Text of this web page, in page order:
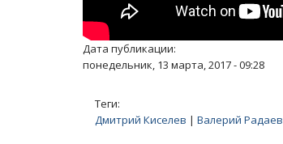
Дата публикации:
понедельник, 13 марта, 2017 - 09:28
Теги:
Дмитрий Киселев | Валерий Радаев